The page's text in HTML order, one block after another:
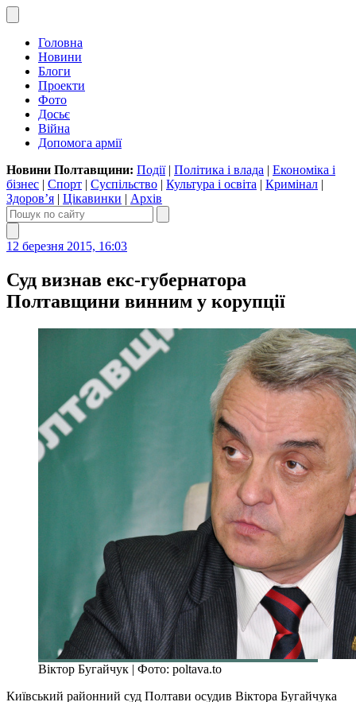
Головна
Новини
Блоги
Проекти
Фото
Досьє
Війна
Допомога армії
Новини Полтавщини: Події| Політика і влада | Економіка і
бізнес | Спорт | Суспільство | Культура і освіта | Кримінал |
Здоров’я | Цікавинки | Архів
12 березня 2015, 16:03
Суд визнав екс-губернатора
Полтавщини винним у корупції
Віктор Бугайчук | Фото: poltava.to
Київський районний суд Полтави осудив Віктора Бугайчука